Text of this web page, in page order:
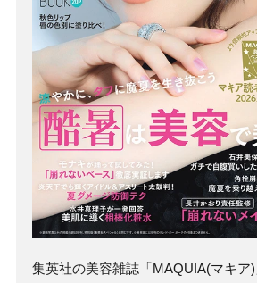
集英社の美容雑誌「MAQUIA(マキア